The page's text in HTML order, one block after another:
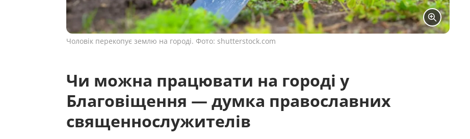
Чоловік перекопує землю на городі. Фото: shutterstock.com
Чи можна працювати на городі у
Благовіщення — думка православних
священнослужителів